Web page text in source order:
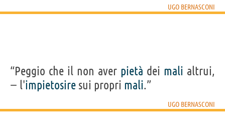
UGO BERNASCONI
“Peggio che il non aver pietà dei mali altrui,
− l'impietosire sui propri mali.”
UGO BERNASCONI